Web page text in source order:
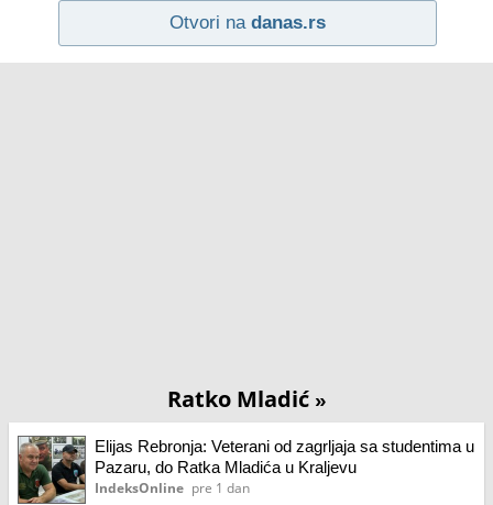
Otvori na danas.rs
Ratko Mladić »
Elijas Rebronja: Veterani od zagrljaja sa studentima u
Pazaru, do Ratka Mladića u Kraljevu
IndeksOnline pre 1 dan